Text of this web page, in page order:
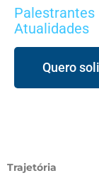
Palestrantes
Atualidades
Quero
Trajetória